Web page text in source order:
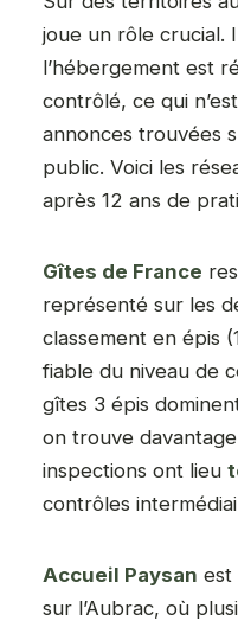
joue un rôle crucial.
l’hébergement est
contrôlé, ce qui
annonces trouvées
public. Voici les
après 12 ans de
Gîtes de France
représenté sur les
classement en épis
fiable du niveau de
gîtes 3 épis
on trouve
inspections ont lieu
contrôles
Accueil Paysan est
sur l’Aubrac, où